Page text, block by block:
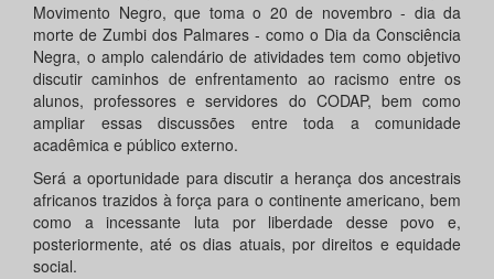
Movimento Negro, que toma o 20 de novembro - dia da
morte de Zumbi dos Palmares - como o Dia da Consciência
Negra, o amplo calendário de atividades tem como objetivo
discutir caminhos de enfrentamento ao racismo entre os
alunos, professores e servidores do CODAP, bem como
ampliar essas discussões entre toda a comunidade
acadêmica e público externo.
Será a oportunidade para discutir a herança dos ancestrais
africanos trazidos à força para o continente americano, bem
como a incessante luta por liberdade desse povo e,
posteriormente, até os dias atuais, por direitos e equidade
social.